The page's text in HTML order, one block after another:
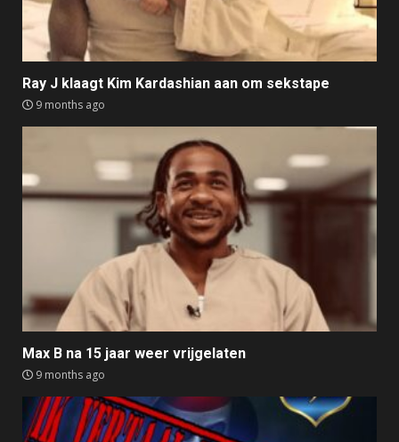
Ray J klaagt Kim Kardashian aan om sekstape
9 months ago
Max B na 15 jaar weer vrijgelaten
9 months ago